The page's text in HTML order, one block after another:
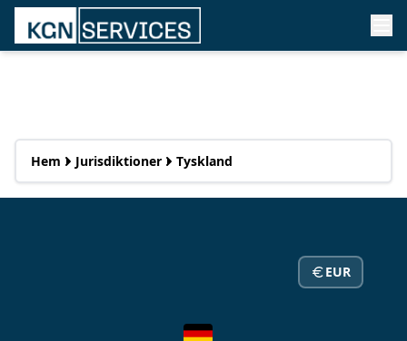
Hem Jurisdiktioner Tyskland
EUR